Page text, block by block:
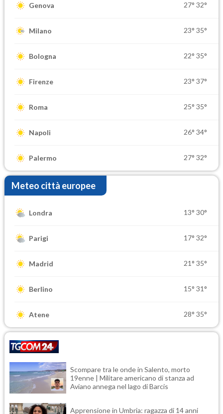
Genova 27° 32°
Milano 23° 35°
Bologna 22° 35°
Firenze 23° 37°
Roma 25° 35°
Napoli 26° 34°
Palermo 27° 32°
Meteo città europee
Londra 13° 30°
Parigi 17° 32°
Madrid 21° 35°
Berlino 15° 31°
Atene 28° 35°
Scompare tra le onde in Salento, morto
19enne | Militare americano di stanza ad
Aviano annega nel lago di Barcis
Apprensione in Umbria: ragazza di 14 anni